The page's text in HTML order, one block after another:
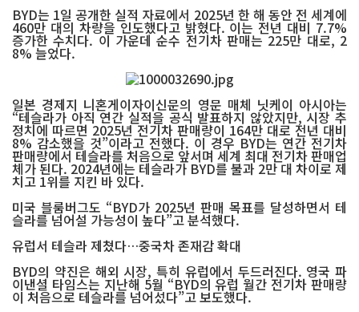
BYD는 1일 공개한 실적 자료에서 2025년 한 해 동안 전 세계에
460만 대의 차량을 인도했다고 밝혔다. 이는 전년 대비 7.7%
증가한 수치다. 이 가운데 순수 전기차 판매는 225만 대로, 2
8% 늘었다.
일본 경제지 니혼게이자이신문의 영문 매체 닛케이 아시아는
“테슬라가 아직 연간 실적을 공식 발표하지 않았지만, 시장 추
정치에 따르면 2025년 전기차 판매량이 164만 대로 전년 대비
8% 감소했을 것”이라고 전했다. 이 경우 BYD는 연간 전기차
판매량에서 테슬라를 처음으로 앞서며 세계 최대 전기차 판매업
체가 된다. 2024년에는 테슬라가 BYD를 불과 2만 대 차이로 제
치고 1위를 지킨 바 있다.
미국 블룸버그도 “BYD가 2025년 판매 목표를 달성하면서 테
슬라를 넘어설 가능성이 높다”고 분석했다.
유럽서 테슬라 제쳤다…중국차 존재감 확대
BYD의 약진은 해외 시장, 특히 유럽에서 두드러진다. 영국 파
이낸셜 타임스는 지난해 5월 “BYD의 유럽 월간 전기차 판매량
이 처음으로 테슬라를 넘어섰다”고 보도했다.